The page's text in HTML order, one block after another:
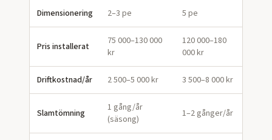
Dimensionering 2–3 pe 5 pe
Pris installerat
75 000–130 000
kr
120 000–180
000 kr
Driftkostnad/år 2 500–5 000 kr 3 500–8 000 kr
Slamtömning
1 gång/år
(säsong)
1–2 gånger/år